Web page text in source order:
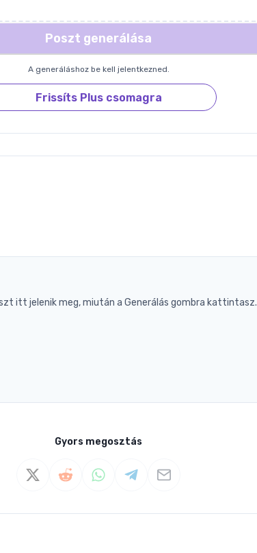
Poszt generálása
A generáláshoz be kell jelentkezned.
Frissíts Plus csomagra
itt jelenik meg, miután a Generálás gombra kattintasz.
Gyors megosztás